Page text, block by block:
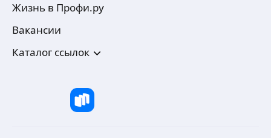
Жизнь в Профи.ру
Вакансии
Каталог ссылок